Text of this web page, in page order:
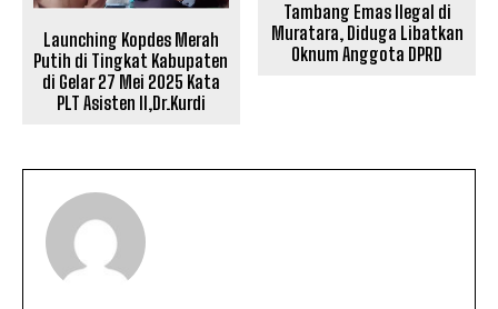
Launching Kopdes Merah
Putih di Tingkat Kabupaten
di Gelar 27 Mei 2025 Kata
PLT Asisten II,Dr.Kurdi
Tambang Emas Ilegal di
Muratara, Diduga Libatkan
Oknum Anggota DPRD